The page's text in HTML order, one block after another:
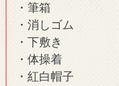
・筆箱
・消しゴム
・下敷き
・体操着
・紅白帽子